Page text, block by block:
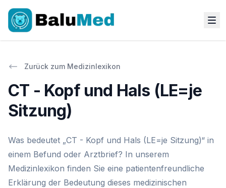
Zurück zum Medizinlexikon
CT - Kopf und Hals (LE=je
Sitzung)
Was bedeutet „CT - Kopf und Hals (LE=je Sitzung)“ in
einem Befund oder Arztbrief? In unserem
Medizinlexikon finden Sie eine patientenfreundliche
Erklärung der Bedeutung dieses medizinischen